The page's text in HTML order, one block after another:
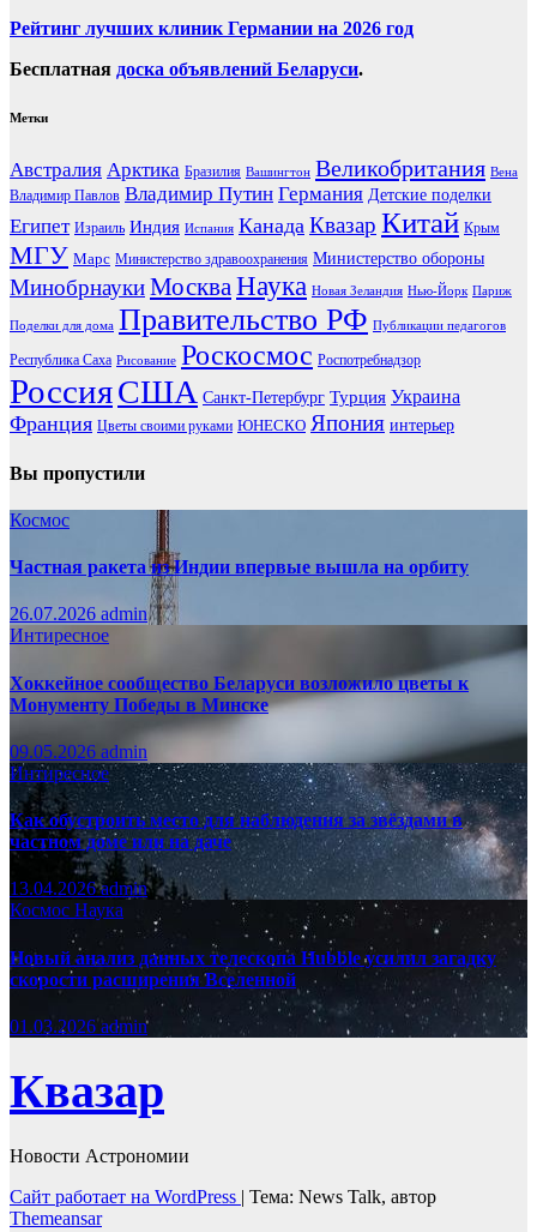
Рейтинг лучших клиник Германии на 2026 год
Бесплатная доска объявлений Беларуси.
Метки
Австралия Арктика Бразилия Вашингтон Великобритания Вена
Владимир Павлов Владимир Путин Германия Детские поделки
Египет Израиль Индия Испания Канада Квазар Китай Крым
МГУ Марс Министерство здравоохранения Министерство обороны
МинобрнаукиМоскваНаука Новая Зеландия Нью-Йорк Париж
Поделки для дома Правительство РФ Публикации педагогов
Республика Саха Рисование Роскосмос Роспотребнадзор
РоссияСША Санкт-Петербург Турция Украина
Франция Цветы своими руками ЮНЕСКО Япония интерьер
Вы пропустили
Космос
Частная ракета из Индии впервые вышла на орбиту
26.07.2026 admin
Интиресное
Хоккейное сообщество Беларуси возложило цветы к
Монументу Победы в Минске
09.05.2026 admin
Интиресное
Как обустроить место для наблюдения за звёздами в
частном доме или на даче
13.04.2026admin
Космос Наука
Новый анализ данных телескопа Hubble усилил загадку
скорости расширения Вселенной
01.03.2026admin
Квазар
Новости Астрономии
Сайт работает на WordPress | Тема: News Talk, автор
Themeansar